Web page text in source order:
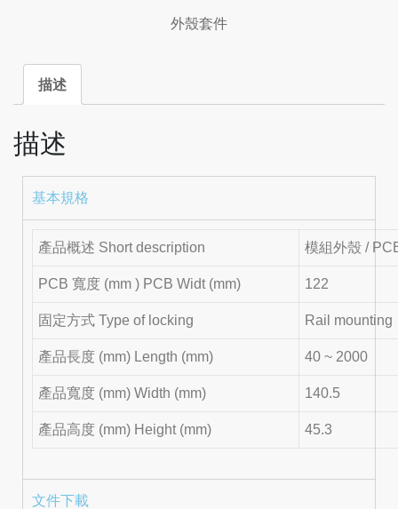
外殼套件
描述
描述
基本規格
產品概述 Short description 模組外殼 /
PCB 寬度 (mm ) PCB Widt (mm) 122
固定方式 Type of locking Rail mounting
產品長度 (mm) Length (mm) 40 ~ 2000
產品寬度 (mm) Width (mm) 140.5
產品高度 (mm) Height (mm) 45.3
文件下載